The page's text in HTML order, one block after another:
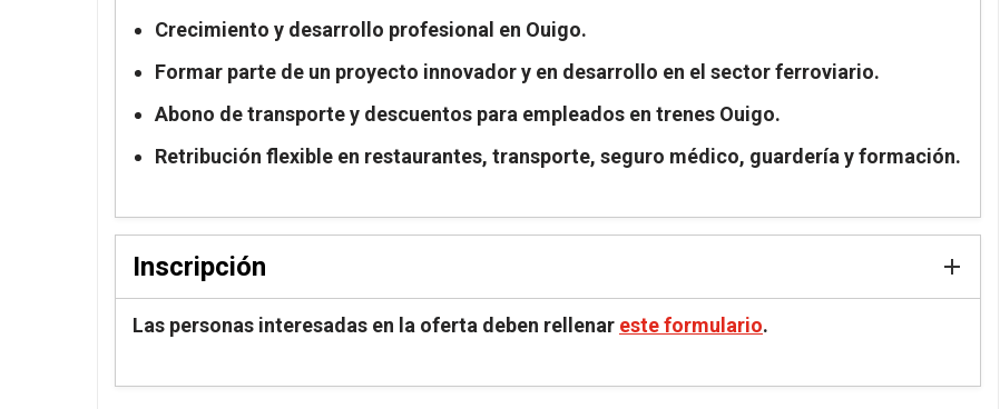
Crecimiento y desarrollo profesional en Ouigo.
Formar parte de un proyecto innovador y en desarrollo en el sector ferroviario.
Abono de transporte y descuentos para empleados en trenes Ouigo.
Retribución flexible en restaurantes, transporte, seguro médico, guardería y formación.
Inscripción
Las personas interesadas en la oferta deben rellenar este formulario.